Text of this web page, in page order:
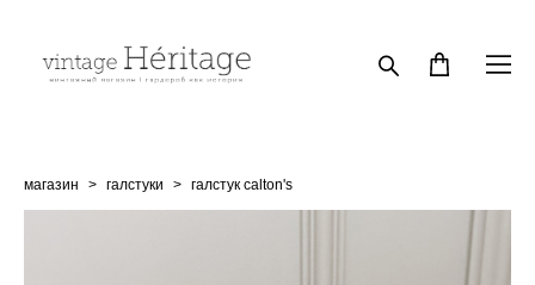
магазин > галстуки > галстук calton's